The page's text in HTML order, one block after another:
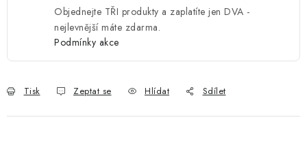
Objednejte TŘI produkty a zaplatíte jen DVA -
nejlevnější máte zdarma.
Podmínky akce
Tisk Zeptat se Hlídat Sdílet